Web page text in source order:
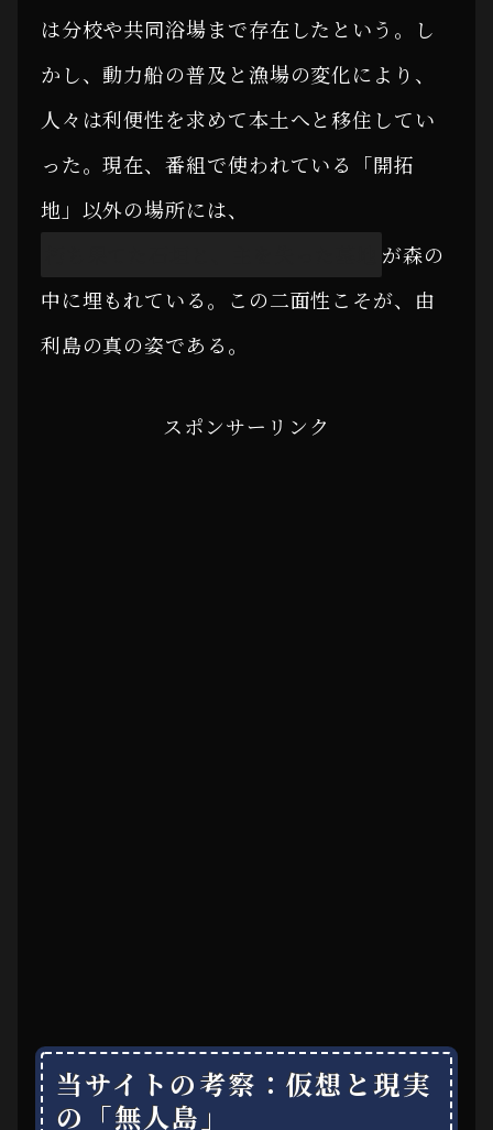
は分校や共同浴場まで存在したという。し
かし、動力船の普及と漁場の変化により、
人々は利便性を求めて本土へと移住してい
った。現在、番組で使われている「開拓
地」以外の場所には、
が森の
中に埋もれている。この二面性こそが、由
利島の真の姿である。
スポンサーリンク
当サイトの考察：仮想と現実
の「無人島」